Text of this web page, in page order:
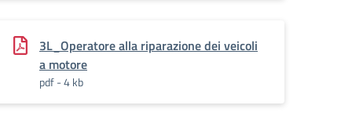
3L_Operatore alla riparazione dei veicoli
a motore
pdf - 4 kb